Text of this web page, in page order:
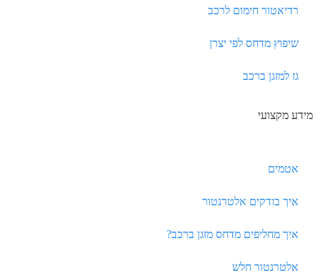
רדיאטור חימום לרכב
שיפוץ מדחס לפי יצרן
גז למזגן ברכב
מידע מקצועי
אטמים
איך בודקים אלטרנטור
איך מחליפים מדחס מזגן ברכב?
אלטרנטור חלש